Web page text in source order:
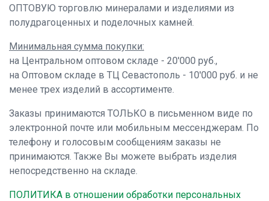
ОПТОВУЮ торговлю минералами и изделиями из
полудрагоценных и поделочных камней.
Минимальная сумма покупки:
на Центральном оптовом складе - 20'000 руб.,
на Оптовом складе в ТЦ Севастополь - 10'000 руб. и не
менее трех изделий в ассортименте.
Заказы принимаются ТОЛЬКО в письменном виде по
электронной почте или мобильным мессенджерам. По
телефону и голосовым сообщениям заказы не
принимаются. Также Вы можете выбрать изделия
непосредственно на складе.
ПОЛИТИКА в отношении обработки персональных